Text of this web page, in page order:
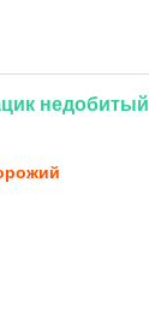
недобитый